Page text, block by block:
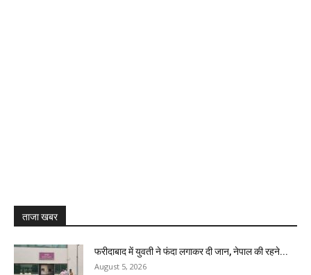
ताजा खबर
फरीदाबाद में युवती ने फंदा लगाकर दी जान, नेपाल की रहने...
August 5, 2026